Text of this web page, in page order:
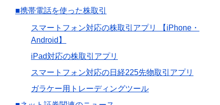
■携帯電話を使った株取引
スマートフォン対応の株取引アプリ 【iPhone・
Android】
iPad対応の株取引アプリ
スマートフォン対応の日経225先物取引アプリ
ガラケー用トレーディングツール